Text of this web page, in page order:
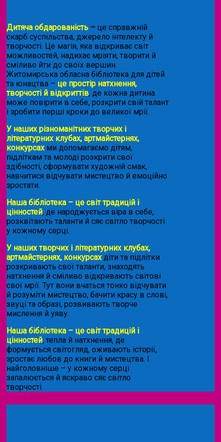
Дитяча обдарованість – це справжній
скарб суспільства, джерело інтелекту й
творчості. Це магія, яка відкриває світ
можливостей, надихає мріяти, творити й
сміливо йти до своїх вершин.
Житомирська обласна бібліотека для дітей
та юнацтва – це простір натхнення,
творчості й відкриттів, де кожна дитина
може повірити в себе, розкрити свій талант
і зробити перші кроки до великої мрії.
У наших різноманітних творчих і
літературних клубах, артмайстернях,
конкурсахми допомагаємо дітям,
підліткам та молоді розкрити свої
здібності, сформувати художній смак,
навчитися відчувати мистецтво й емоційно
зростати.
Наша бібліотека – це світ традицій і
цінностей, де народжується віра в себе,
розквітають таланти й сяє світло творчості
у кожному серці.
У наших творчих і літературних клубах,
артмайстернях, конкурсахдіти та підлітки
розкривають свої таланти, знаходять
натхнення й сміливо відкривають світові
свої мрії. Тут вони вчаться тонко відчувати
й розуміти мистецтво, бачити красу в слові,
звуці та образі, розвивають творче
мислення й уяву.
Наша бібліотека – це світ традицій і
цінностей, тепла й натхнення, де
формується світогляд, оживають історії,
зростає любов до книги й мистецтва. І
найголовніше – у кожному серці
запалюється й яскраво сяє світло
творчості.